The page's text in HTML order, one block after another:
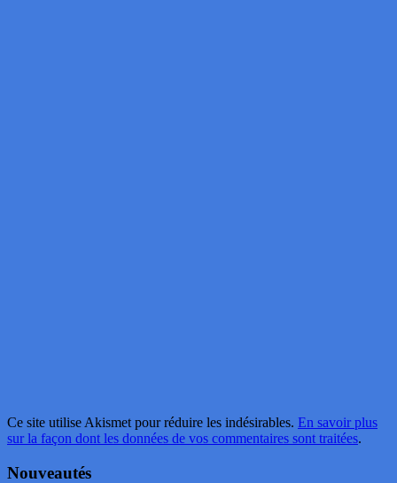
Ce site utilise Akismet pour réduire les indésirables. En savoir plus
sur la façon dont les données de vos commentaires sont traitées.
Nouveautés